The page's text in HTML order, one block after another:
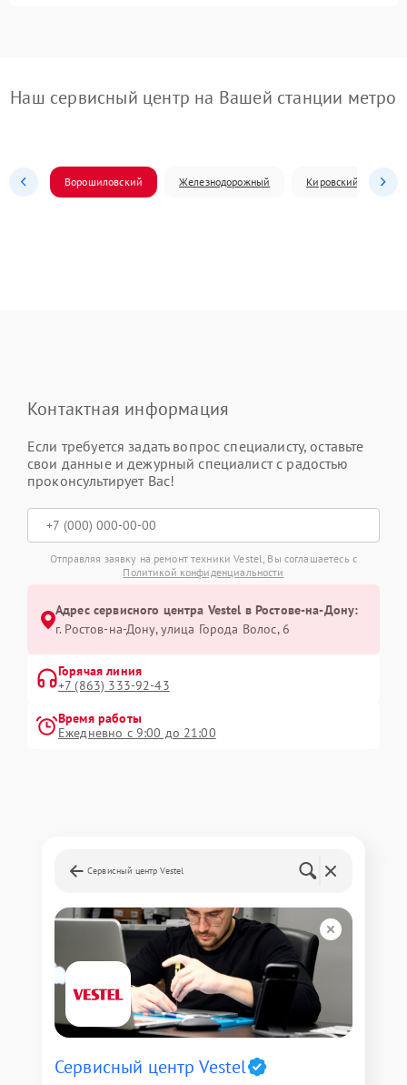
Наш сервисный центр на Вашей станции метро
Ворошиловский Железнодорожный Кировский
Контактная информация
Если требуется задать вопрос специалисту, оставьте
свои данные и дежурный специалист с радостью
проконсультирует Вас!
Отправляя заявку на ремонт техники Vestel, Вы соглашаетесь с
Политикой конфиденциальности
Адрес сервисного центра Vestel в Ростове-на-Дону:
г. Ростов-на-Дону, улица Города Волос, 6
Горячая линия
+7 (863) 333-92-43
Время работы
Ежедневно с 9:00 до 21:00
Сервисный центр Vestel
Сервисный центр Vestel